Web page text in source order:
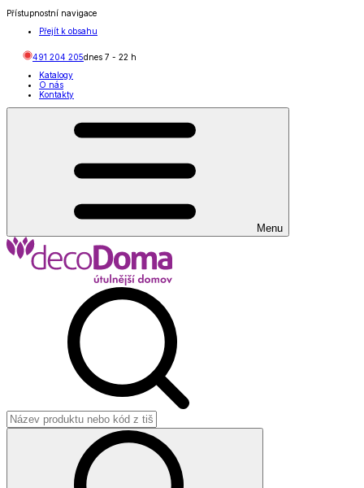
Přístupnostní navigace
Přejít k obsahu
491 204 205dnes 7 - 22 h
Katalogy
O nás
Kontakty
Menu